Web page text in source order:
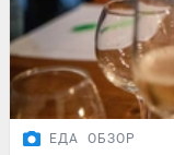
ЕДА ОБЗОР